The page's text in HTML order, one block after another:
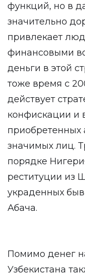
функций, но в
значительно
привлекает
финансовыми
деньги в этой
тоже время с
действует
конфискации и
приобретенных
значимых лиц.
порядке
реституции из
украденных
Абача.
Помимо денег
Узбекистана